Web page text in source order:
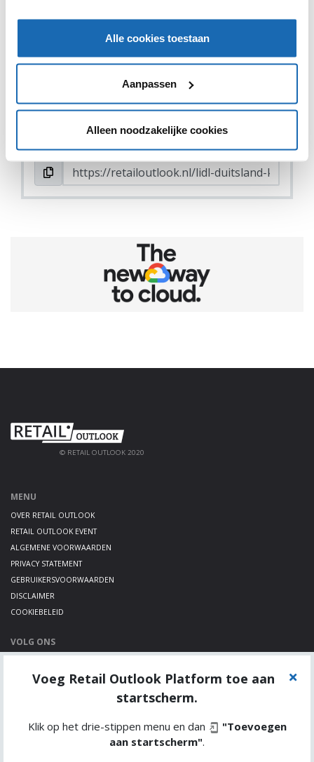
Alle cookies toestaan
Aanpassen
Alleen noodzakelijke cookies
© RETAIL OUTLOOK 2020
MENU
OVER RETAIL OUTLOOK
RETAIL OUTLOOK EVENT
ALGEMENE VOORWAARDEN
PRIVACY STATEMENT
GEBRUIKERSVOORWAARDEN
DISCLAIMER
COOKIEBELEID
VOLG ONS
TWITTER
Voeg Retail Outlook Platform toe aan
startscherm.
Klik op het drie-stippen menu en dan
"Toevoegen
aan startscherm".